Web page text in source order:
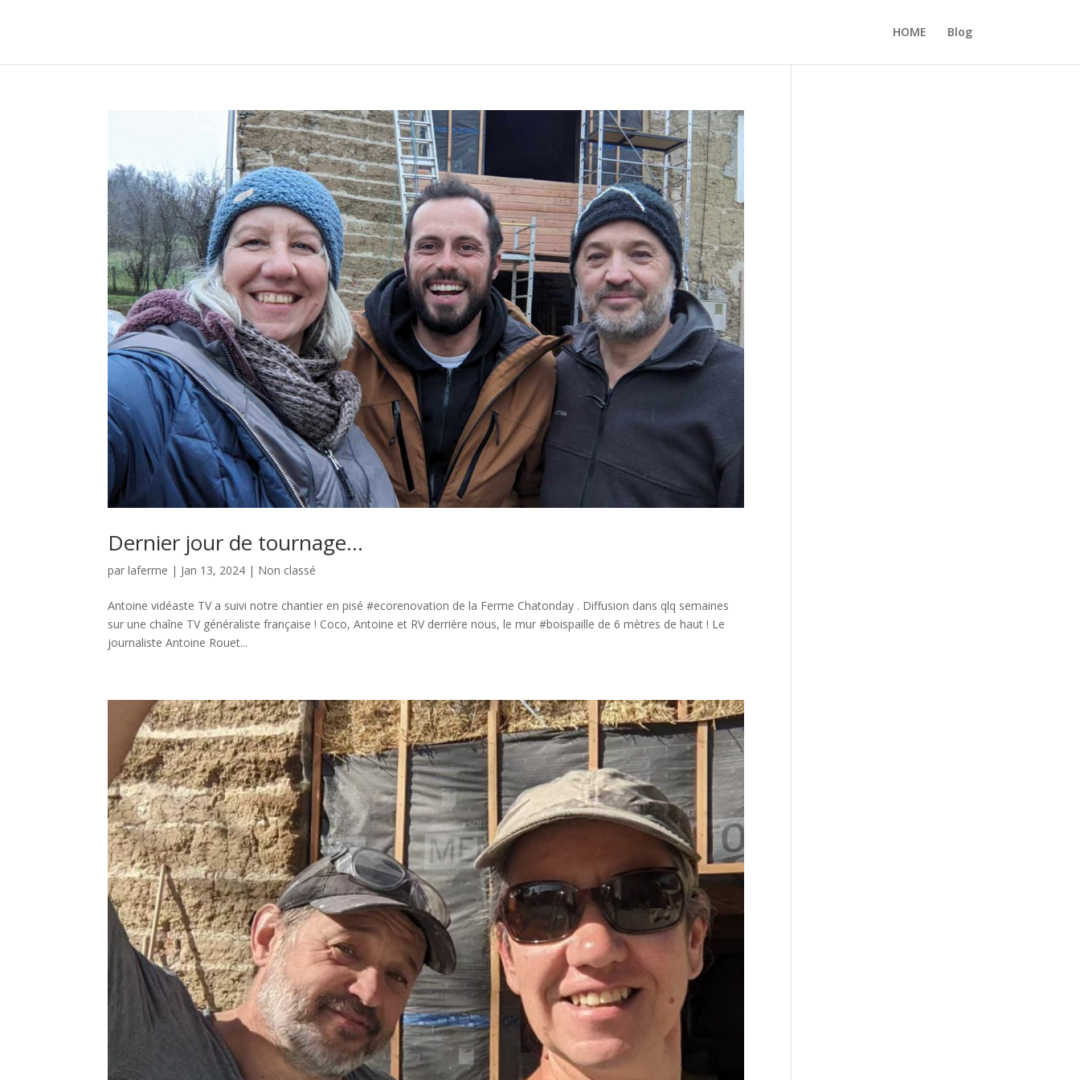
HOME Blog
Dernier jour de tournage…
parlaferme | Jan 13, 2024 | Non classé
Antoine vidéaste TV a suivi notre chantier en pisé #ecorenovation de la Ferme Chatonday . Diffusion dans qlq semaines
sur une chaîne TV généraliste française ! Coco, Antoine et RV derrière nous, le mur #boispaille de 6 mètres de haut ! Le
journaliste Antoine Rouet...